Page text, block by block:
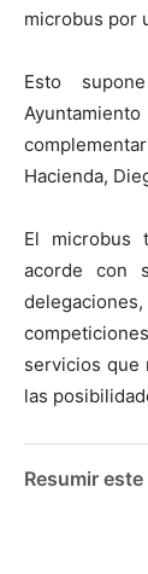
microbus por
Esto
Hacienda,
El microbus
acorde con
servicios que
las
Resumir